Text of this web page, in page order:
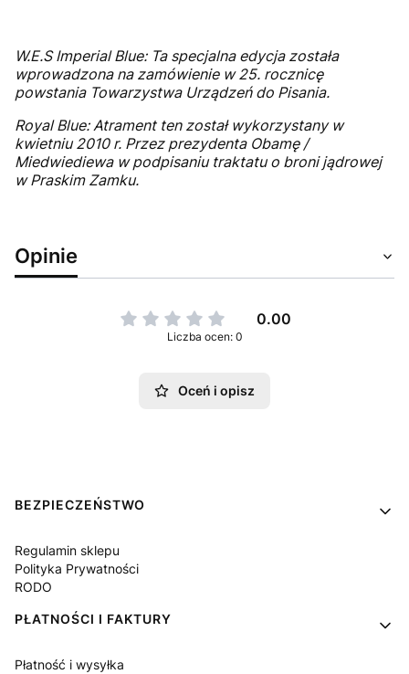
W.E.S Imperial Blue: Ta specjalna edycja została
wprowadzona na zamówienie w 25. rocznicę
powstania Towarzystwa Urządzeń do Pisania.
Royal Blue: Atrament ten został wykorzystany w
kwietniu 2010 r. Przez prezydenta Obamę /
Miedwiediewa w podpisaniu traktatu o broni jądrowej
w Praskim Zamku.
Opinie
0.00
Liczba ocen: 0
Oceń i opisz
Linki w stopce
BEZPIECZEŃSTWO
Regulamin sklepu
Polityka Prywatności
RODO
PŁATNOŚCI I FAKTURY
Płatność i wysyłka